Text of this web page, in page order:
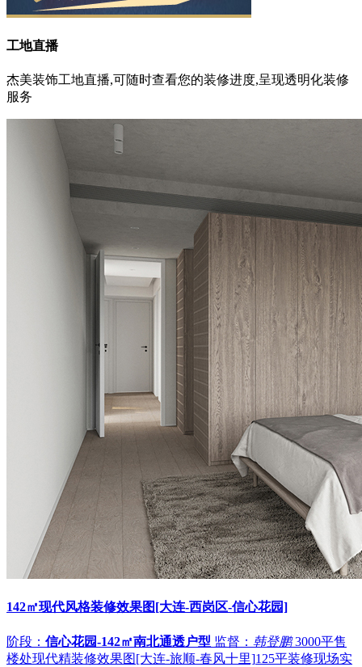
工地直播
杰美装饰工地直播,可随时查看您的装修进度,呈现透明化装修
服务
142㎡现代风格装修效果图[大连-西岗区-信心花园]
阶段： 信心花园-142㎡南北通透户型 监督： 韩登鹏 3000平售
楼处现代精装修效果图[大连-旅顺-春风十里]125平装修现场实